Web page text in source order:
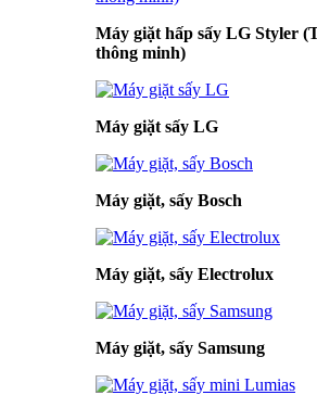
Máy giặt hấp sấy LG Styler
thông minh)
Máy giặt sấy LG
Máy giặt, sấy Bosch
Máy giặt, sấy Electrolux
Máy giặt, sấy Samsung